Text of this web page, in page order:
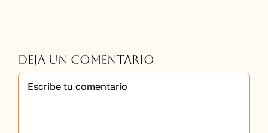
Deja un comentario
Comment